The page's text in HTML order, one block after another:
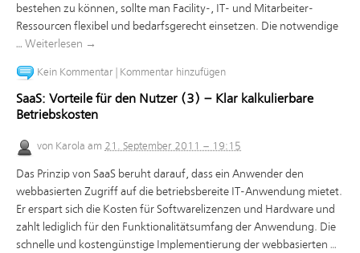
bestehen zu können, sollte man Facility-, IT- und Mitarbeiter-
Ressourcen flexibel und bedarfsgerecht einsetzen. Die notwendige
… Weiterlesen →
Kein Kommentar Kommentar hinzufügen
SaaS: Vorteile für den Nutzer (3) – Klar kalkulierbare
Betriebskosten
von Karola am 21. September 2011 – 19:15
Das Prinzip von SaaS beruht darauf, dass ein Anwender den
webbasierten Zugriff auf die betriebsbereite IT-Anwendung mietet.
Er erspart sich die Kosten für Softwarelizenzen und Hardware und
zahlt lediglich für den Funktionalitätsumfang der Anwendung. Die
schnelle und kostengünstige Implementierung der webbasierten …